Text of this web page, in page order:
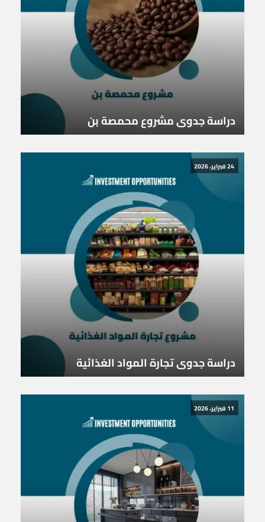
دراسة جدوى مشروع محمصة بن
24 فبراير، 2026
دراسة جدوى تجارة المواد الغذائية
11 فبراير، 2026